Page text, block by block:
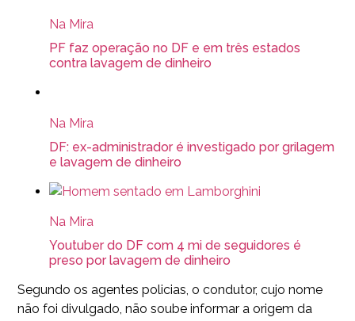
Na Mira
PF faz operação no DF e em três estados
contra lavagem de dinheiro
Na Mira
DF: ex-administrador é investigado por grilagem
e lavagem de dinheiro
Na Mira
Youtuber do DF com 4 mi de seguidores é
preso por lavagem de dinheiro
Segundo os agentes policias, o condutor, cujo nome
não foi divulgado, não soube informar a origem da